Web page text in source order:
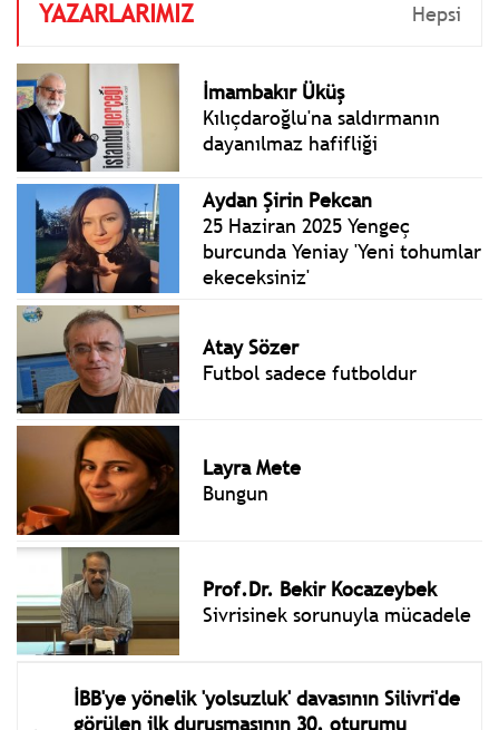
YAZARLARIMIZ Hepsi
İmambakır Üküş
Kılıçdaroğlu'na saldırmanın
dayanılmaz hafifliği
Aydan Şirin Pekcan
25 Haziran 2025 Yengeç
burcunda Yeniay 'Yeni tohumlar
ekeceksiniz'
Atay Sözer
Futbol sadece futboldur
Layra Mete
Bungun
Prof.Dr. Bekir Kocazeybek
Sivrisinek sorunuyla mücadele
İBB'ye yönelik 'yolsuzluk' davasının Silivri'de
görülen ilk duruşmasının 30. oturumu